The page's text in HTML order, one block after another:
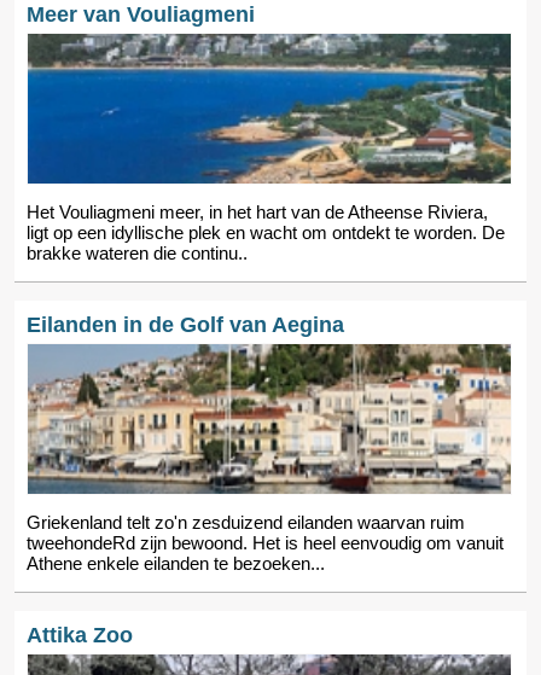
Meer van Vouliagmeni
Het Vouliagmeni meer, in het hart van de Atheense Riviera,
ligt op een idyllische plek en wacht om ontdekt te worden. De
brakke wateren die continu..
Eilanden in de Golf van Aegina
Griekenland telt zo'n zesduizend eilanden waarvan ruim
tweehondeRd zijn bewoond. Het is heel eenvoudig om vanuit
Athene enkele eilanden te bezoeken...
Attika Zoo